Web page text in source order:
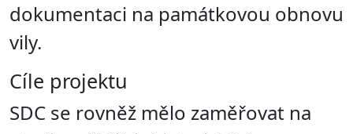
dokumentaci na památkovou obnovu
vily.
Cíle projektu
SDC se rovněž mělo zaměřovat na